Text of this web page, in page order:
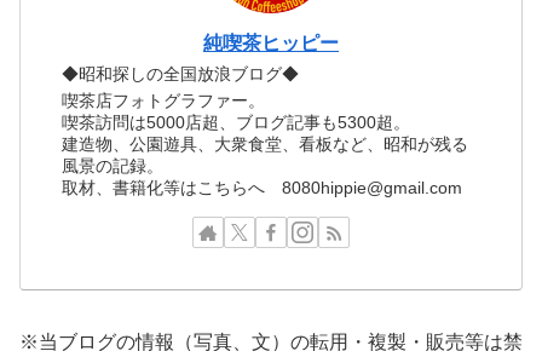
純喫茶ヒッピー
◆昭和探しの全国放浪ブログ◆
喫茶店フォトグラファー。
喫茶訪問は5000店超、ブログ記事も5300超。
建造物、公園遊具、大衆食堂、看板など、昭和が残る
風景の記録。
取材、書籍化等はこちらへ 8080hippie@gmail.com
※当ブログの情報（写真、文）の転用・複製・販売等は禁